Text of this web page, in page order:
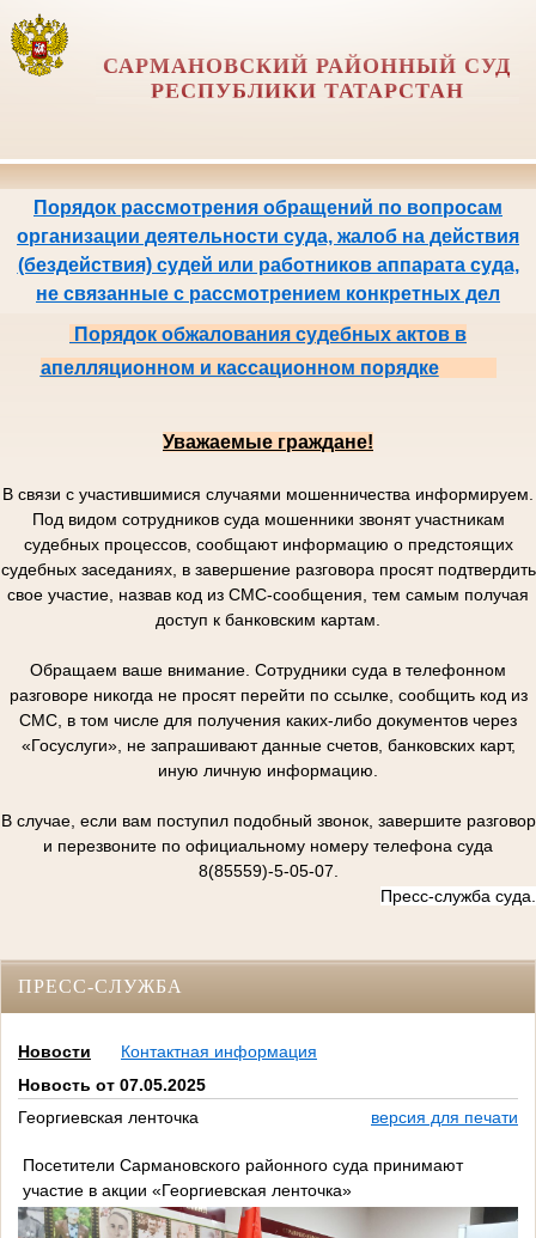
САРМАНОВСКИЙ РАЙОННЫЙ СУД
РЕСПУБЛИКИ ТАТАРСТАН
Порядок рассмотрения обращений по вопросам
организации деятельности суда, жалоб на действия
(бездействия) судей или работников аппарата суда,
не связанные с рассмотрением конкретных дел
Порядок обжалования судебных актов в
апелляционном и кассационном порядке
Уважаемые граждане!
В связи с участившимися случаями мошенничества информируем.
Под видом сотрудников суда мошенники звонят участникам
судебных процессов, сообщают информацию о предстоящих
судебных заседаниях, в завершение разговора просят подтвердить
свое участие, назвав код из СМС-сообщения, тем самым получая
доступ к банковским картам.
Обращаем ваше внимание. Сотрудники суда в телефонном
разговоре никогда не просят перейти по ссылке, сообщить код из
СМС, в том числе для получения каких-либо документов через
«Госуслуги», не запрашивают данные счетов, банковских карт,
иную личную информацию.
В случае, если вам поступил подобный звонок, завершите разговор
и перезвоните по официальному номеру телефона суда
8(85559)-5-05-07.
Пресс-служба суда.
ПРЕСС-СЛУЖБА
Новости
Контактная информация
Новость от 07.05.2025
Георгиевская ленточка
версия для печати
Посетители Сармановского районного суда принимают
участие в акции «Георгиевская ленточка»